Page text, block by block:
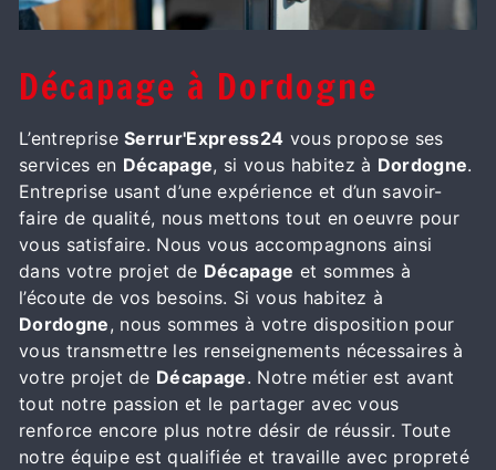
Décapage à Dordogne
L’entrepriseSerrur'Express24 vous propose ses
services en Décapage, si vous habitez à Dordogne.
Entreprise usant d’une expérience et d’un savoir-
faire de qualité, nous mettons tout en oeuvre pour
vous satisfaire. Nous vous accompagnons ainsi
dans votre projet de Décapage et sommes à
l’écoute de vos besoins. Si vous habitez à
Dordogne, nous sommes à votre disposition pour
vous transmettre les renseignements nécessaires à
votre projet de Décapage. Notre métier est avant
tout notre passion et le partager avec vous
renforce encore plus notre désir de réussir. Toute
notre équipe est qualifiée et travaille avec propreté